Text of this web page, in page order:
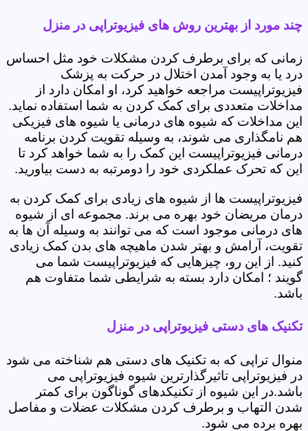
چند مورد از بهترین روش های فیزیوتراپی در منزل
زمانی که برای برطرف کردن مشکلات خود مثل احساس
درد یا به وجود آمدن اختلال در حرکت به پزشک
فیزیوتراپیست مراجعه خواهید کرد، او امکان دارد از
مداخلات متعددی برای کمک کردن به شما استفاده نماید.
این مداخلات که شیوه های درمانی یا شیوه های فیزیکی
هم نامگذاری می شوند، به وسیله تقویت کردن برنامه
درمانی فیزیوتراپیست این کمک را به شما خواهد کرد تا
این که تحرک عملکردی خود را دومرتبه به دست بیاورید.
فیزیوتراپیست ها از شیوه های زیادی برای کمک کردن به
درمان مریضان خود بهره می برند. مجموعه ای از شیوه
های درمانی موجود است که می توانند به وسیله آن ها به
تقویت، آرامش و بهتر شدن ماهیچه های بدن کمک زیادی
کنید. از این رو، چیزهایی که فیزیوتراپیست شما می
گویند ؛ امکان دارد بسته به شرایطی شما متفاوت هم
باشد.
تکنیک های دستی فیزیوتراپی در منزل
منوال تراپی که به تکنیک های دستی هم شناخته می شود
در فیزیوتراپی تاثیرگذارترین شیوه فیزیوتراپی می
باشد.در این شیوه از تکنیکدهای گوناگون برای کمتر
شدن التهاب و برطرف کردن مشکلات عضلات و مفاصل
بهره برده می شود.